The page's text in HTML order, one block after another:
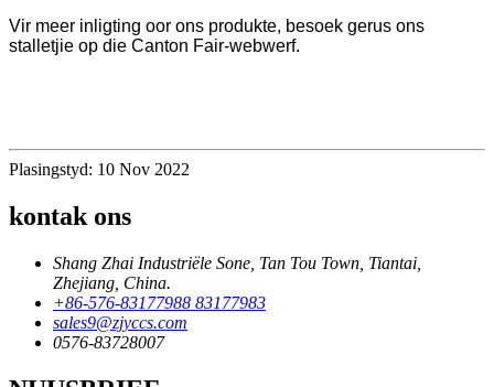
Vir meer inligting oor ons produkte, besoek gerus ons
stalletjie op die Canton Fair-webwerf.
Plasingstyd: 10 Nov 2022
kontak ons
Shang Zhai Industriële Sone, Tan Tou Town, Tiantai,
Zhejiang, China.
+86-576-83177988 83177983
sales9@zjyccs.com
0576-83728007